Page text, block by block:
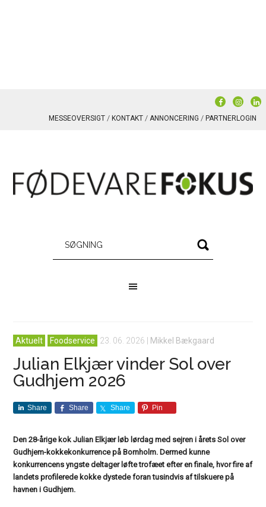
MESSEOVERSIGT KONTAKT ANNONCERING PARTNERLOGIN
Aktuelt Foodservice 23. 06. 2026 Mikkel Bækgaard
Julian Elkjær vinder Sol over
Gudhjem 2026
Share Share Share Pin
Den 28-årige kok Julian Elkjær løb lørdag med sejren i årets Sol over
Gudhjem-kokkekonkurrence på Bornholm. Dermed kunne
konkurrencens yngste deltager løfte trofæet efter en finale, hvor fire af
landets profilerede kokke dystede foran tusindvis af tilskuere på
havnen i Gudhjem.